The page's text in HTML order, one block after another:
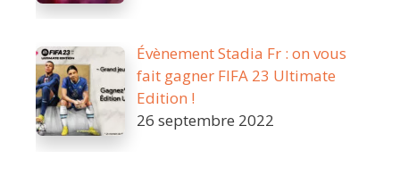
Évènement Stadia Fr : on vous
fait gagner FIFA 23 Ultimate
Edition !
26 septembre 2022